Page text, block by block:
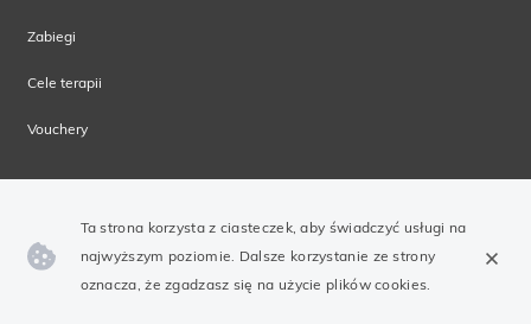
Zabiegi
Cele terapii
Vouchery
Ta strona korzysta z ciasteczek, aby świadczyć usługi na
najwyższym poziomie. Dalsze korzystanie ze strony
oznacza, że zgadzasz się na użycie plików cookies.